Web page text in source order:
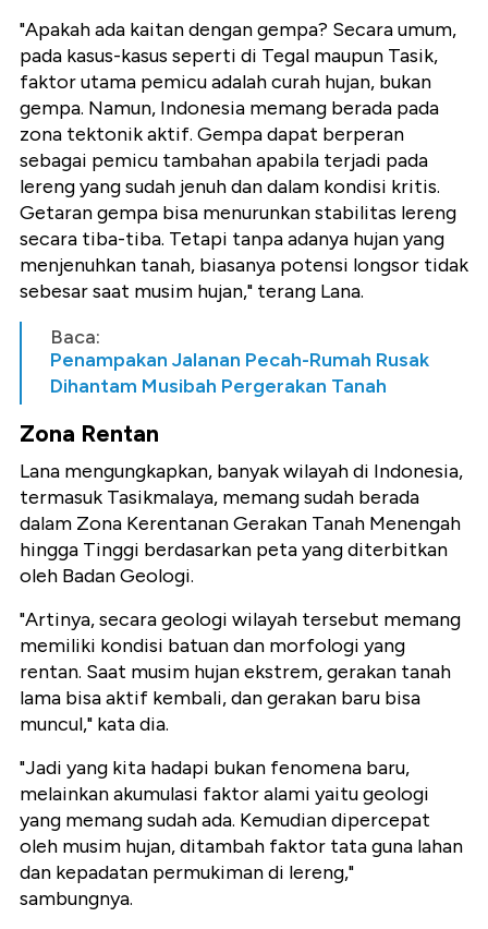
"Apakah ada kaitan dengan gempa? Secara umum,
pada kasus-kasus seperti di Tegal maupun Tasik,
faktor utama pemicu adalah curah hujan, bukan
gempa. Namun, Indonesia memang berada pada
zona tektonik aktif. Gempa dapat berperan
sebagai pemicu tambahan apabila terjadi pada
lereng yang sudah jenuh dan dalam kondisi kritis.
Getaran gempa bisa menurunkan stabilitas lereng
secara tiba-tiba. Tetapi tanpa adanya hujan yang
menjenuhkan tanah, biasanya potensi longsor tidak
sebesar saat musim hujan," terang Lana.
Baca:
Penampakan Jalanan Pecah-Rumah Rusak
Dihantam Musibah Pergerakan Tanah
Zona Rentan
Lana mengungkapkan, banyak wilayah di Indonesia,
termasuk Tasikmalaya, memang sudah berada
dalam Zona Kerentanan Gerakan Tanah Menengah
hingga Tinggi berdasarkan peta yang diterbitkan
oleh Badan Geologi.
"Artinya, secara geologi wilayah tersebut memang
memiliki kondisi batuan dan morfologi yang
rentan. Saat musim hujan ekstrem, gerakan tanah
lama bisa aktif kembali, dan gerakan baru bisa
muncul," kata dia.
"Jadi yang kita hadapi bukan fenomena baru,
melainkan akumulasi faktor alami yaitu geologi
yang memang sudah ada. Kemudian dipercepat
oleh musim hujan, ditambah faktor tata guna lahan
dan kepadatan permukiman di lereng,"
sambungnya.